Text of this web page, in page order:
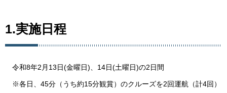
1.実施日程
令和8年2月13日(金曜日)、14日(土曜日)の2日間
※各日、45分（うち約15分観賞）のクルーズを2回運航（計4回）